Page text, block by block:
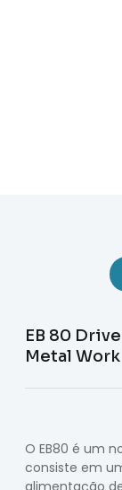
EB 80
Metal Work
O EB80 é um
consiste em